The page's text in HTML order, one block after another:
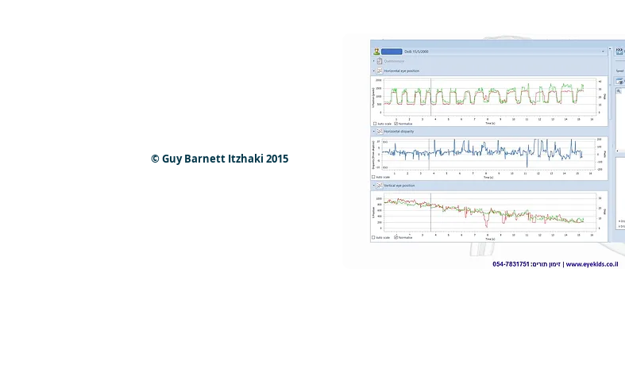
© Guy Barnett Itzhaki 2015